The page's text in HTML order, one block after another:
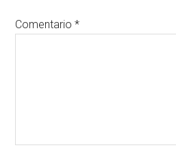
Comentario*